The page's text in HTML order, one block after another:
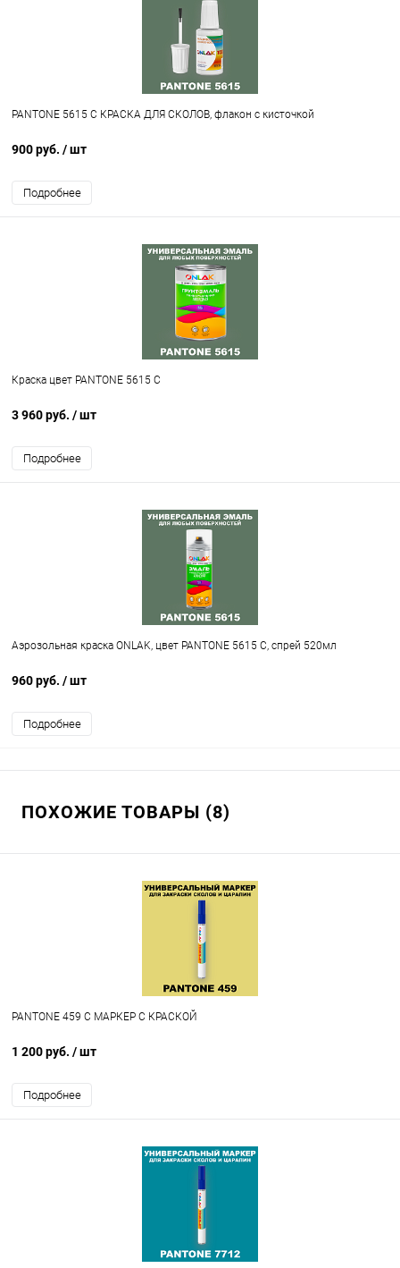
PANTONE 5615 C КРАСКА ДЛЯ СКОЛОВ, флакон с кисточкой
900 руб. / шт
Подробнее
Краска цвет PANTONE 5615 C
3 960 руб. / шт
Подробнее
Аэрозольная краска ONLAK, цвет PANTONE 5615 C, спрей 520мл
960 руб. / шт
Подробнее
ПОХОЖИЕ ТОВАРЫ (8)
PANTONE 459 C МАРКЕР С КРАСКОЙ
1 200 руб. / шт
Подробнее